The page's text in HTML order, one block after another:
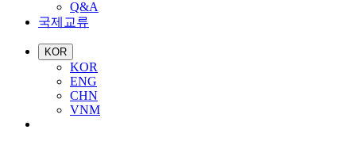
Q&A
국제교류
KOR
KOR
ENG
CHN
VNM